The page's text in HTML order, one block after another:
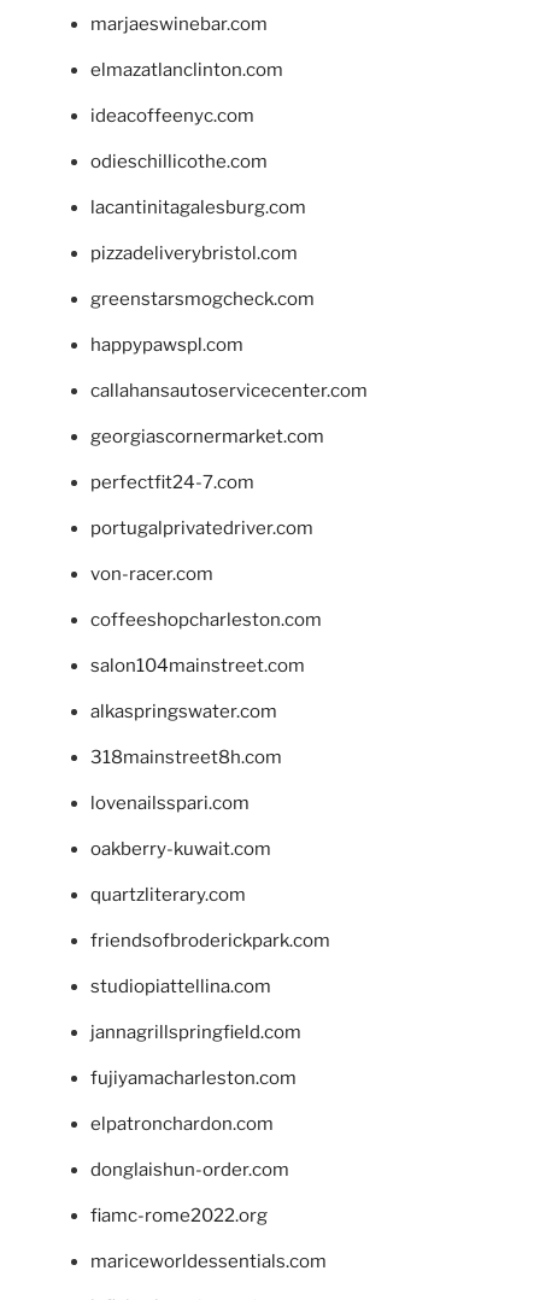
marjaeswinebar.com
elmazatlanclinton.com
ideacoffeenyc.com
odieschillicothe.com
lacantinitagalesburg.com
pizzadeliverybristol.com
greenstarsmogcheck.com
happypawspl.com
callahansautoservicecenter.com
georgiascornermarket.com
perfectfit24-7.com
portugalprivatedriver.com
von-racer.com
coffeeshopcharleston.com
salon104mainstreet.com
alkaspringswater.com
318mainstreet8h.com
lovenailsspari.com
oakberry-kuwait.com
quartzliterary.com
friendsofbroderickpark.com
studiopiattellina.com
jannagrillspringfield.com
fujiyamacharleston.com
elpatronchardon.com
donglaishun-order.com
fiamc-rome2022.org
mariceworldessentials.com